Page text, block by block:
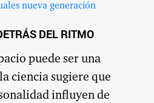
DEL RITMO
puede ser una
ciencia sugiere que
influyen de